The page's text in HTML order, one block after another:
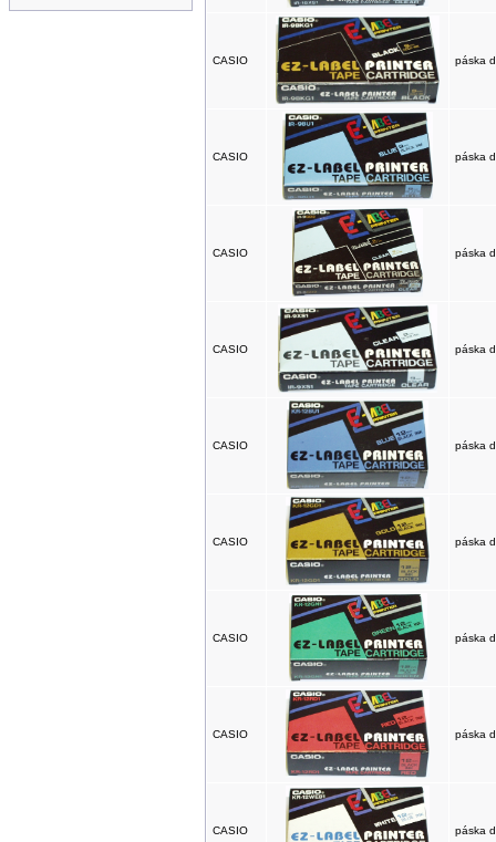
CASIO páska
CASIO páska
CASIO páska
CASIO páska
CASIO páska
CASIO páska
CASIO páska
CASIO páska
CASIO páska